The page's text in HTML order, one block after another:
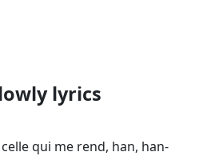
lyrics
qui me rend, han, han-